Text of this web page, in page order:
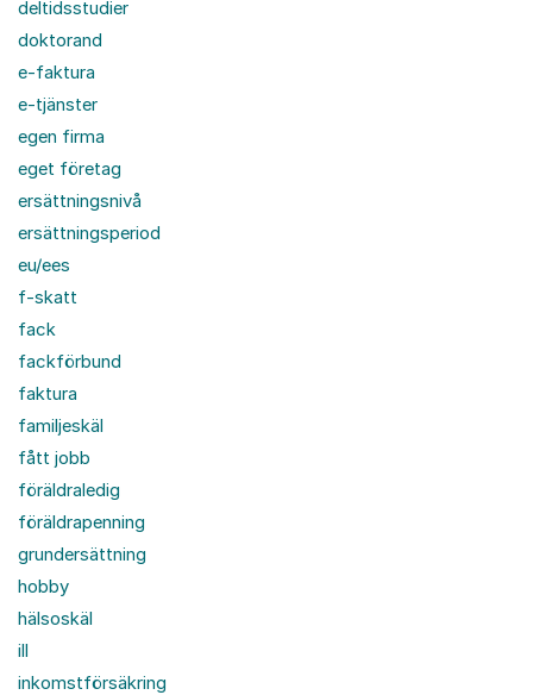
deltidsstudier
doktorand
e-faktura
e-tjänster
egen firma
eget företag
ersättningsnivå
ersättningsperiod
eu/ees
f-skatt
fack
fackförbund
faktura
familjeskäl
fått jobb
föräldraledig
föräldrapenning
grundersättning
hobby
hälsoskäl
ill
inkomstförsäkring